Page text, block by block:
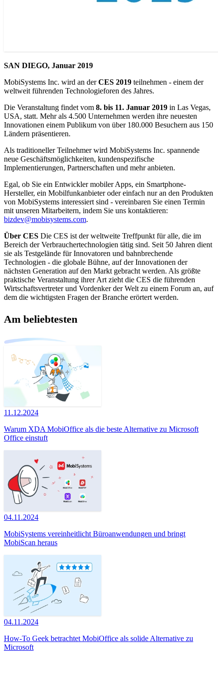
SAN DIEGO, Januar 2019
MobiSystems Inc. wird an derCES 2019 teilnehmen - einem der
weltweit führenden Technologieforen des Jahres.
Die Veranstaltung findet vom 8. bis 11. Januar 2019 in Las Vegas,
USA, statt. Mehr als 4.500 Unternehmen werden ihre neuesten
Innovationen einem Publikum von über 180.000 Besuchern aus 150
Ländern präsentieren.
Als traditioneller Teilnehmer wird MobiSystems Inc. spannende
neue Geschäftsmöglichkeiten, kundenspezifische
Implementierungen, Partnerschaften und mehr anbieten.
Egal, ob Sie ein Entwickler mobiler Apps, ein Smartphone-
Hersteller, ein Mobilfunkanbieter oder einfach nur an den Produkten
von MobiSystems interessiert sind - vereinbaren Sie einen Termin
mit unseren Mitarbeitern, indem Sie uns kontaktieren:
bizdev@mobisystems.com.
Über CES Die CES ist der weltweite Treffpunkt für alle, die im
Bereich der Verbrauchertechnologien tätig sind. Seit 50 Jahren dient
sie als Testgelände für Innovatoren und bahnbrechende
Technologien - die globale Bühne, auf der Innovationen der
nächsten Generation auf den Markt gebracht werden. Als größte
praktische Veranstaltung ihrer Art zieht die CES die führenden
Wirtschaftsvertreter und Vordenker der Welt zu einem Forum an, auf
dem die wichtigsten Fragen der Branche erörtert werden.
Am beliebtesten
11.12.2024
Warum XDA MobiOffice als die beste Alternative zu Microsoft
Office einstuft
04.11.2024
MobiSystems vereinheitlicht Büroanwendungen und bringt
MobiScan heraus
04.11.2024
How-To Geek betrachtet MobiOffice als solide Alternative zu
Microsoft